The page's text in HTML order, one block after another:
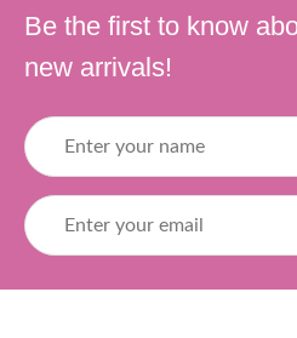
Be the first to know
new arrivals!